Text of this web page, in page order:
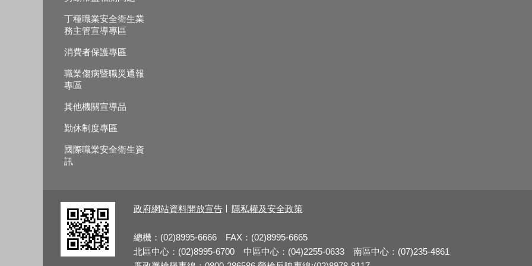
丁種職業安全衛生業
務主管宣導專區
消費者保護專區
職業傷病暨職災通報
專區
其他機關宣導品
勤休制度專區
國際職業安全衛生資
訊
政府網站資料開放宣告 隱私權及安全政策
總機：(02)8995-6666 FAX：(02)8995-6665
北區中心：(02)8995-6700 中區中心：(04)2255-0633 南區中心：(07)235-4861